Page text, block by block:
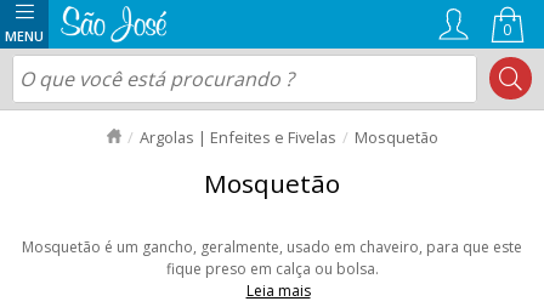
0
Argolas | Enfeites e Fivelas Mosquetão
Mosquetão
Mosquetão é um gancho, geralmente, usado em chaveiro, para que este
fique preso em calça ou bolsa.
Leia mais